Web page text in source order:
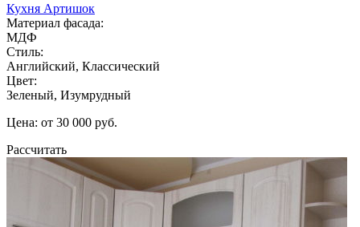
Кухня Артишок
Материал фасада:
МДФ
Стиль:
Английский, Классический
Цвет:
Зеленый, Изумрудный
Цена: от 30 000 руб.
Рассчитать